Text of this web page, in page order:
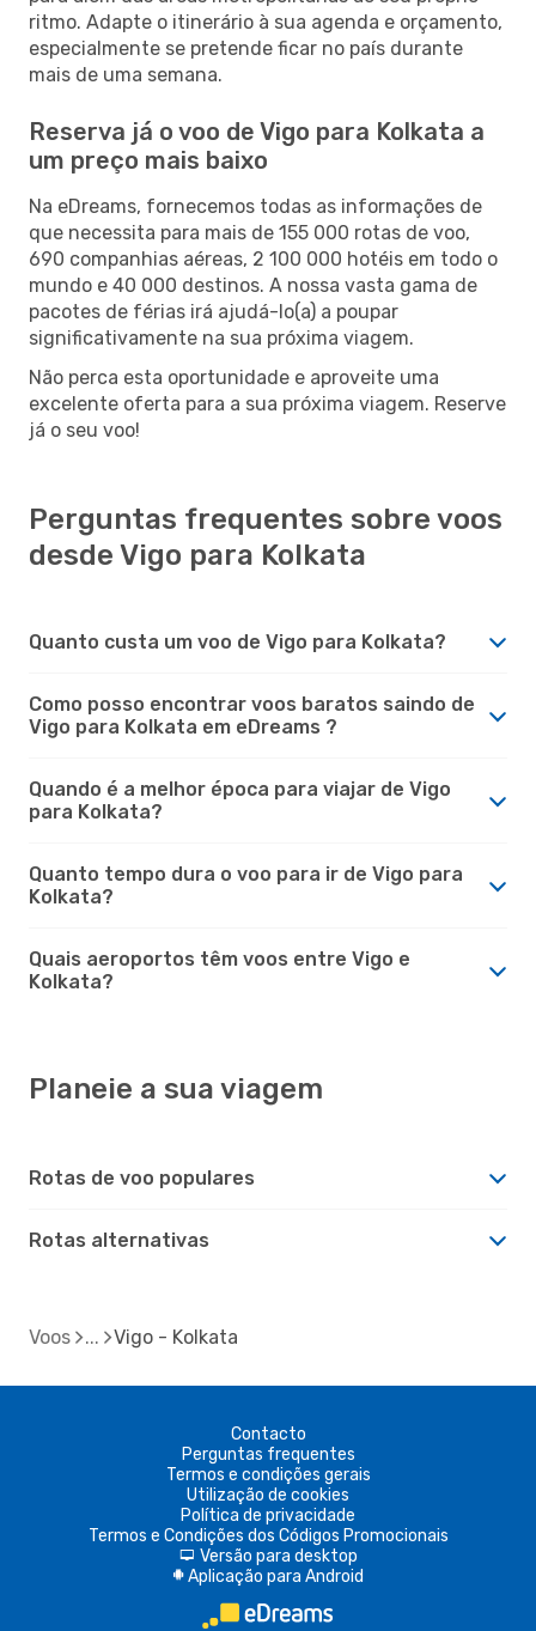
ritmo. Adapte o itinerário à sua agenda e orçamento,
especialmente se pretende ficar no país durante
mais de uma semana.
Reserva já o voo de Vigo para Kolkata a
um preço mais baixo
Na eDreams, fornecemos todas as informações de
que necessita para mais de 155 000 rotas de voo,
690 companhias aéreas, 2 100 000 hotéis em todo o
mundo e 40 000 destinos. A nossa vasta gama de
pacotes de férias irá ajudá-lo(a) a poupar
significativamente na sua próxima viagem.
Não perca esta oportunidade e aproveite uma
excelente oferta para a sua próxima viagem. Reserve
já o seu voo!
Perguntas frequentes sobre voos
desde Vigo para Kolkata
Quanto custa um voo de Vigo para Kolkata?
Como posso encontrar voos baratos saindo de
Vigo para Kolkata em eDreams ?
Quando é a melhor época para viajar de Vigo
para Kolkata?
Quanto tempo dura o voo para ir de Vigo para
Kolkata?
Quais aeroportos têm voos entre Vigo e
Kolkata?
Planeie a sua viagem
Rotas de voo populares
Rotas alternativas
Voos Vigo - Kolkata
Contacto
Perguntas frequentes
Termos e condições gerais
Utilização de cookies
Política de privacidade
Termos e Condições dos Códigos Promocionais
d Versão para desktop
A Aplicação para Android